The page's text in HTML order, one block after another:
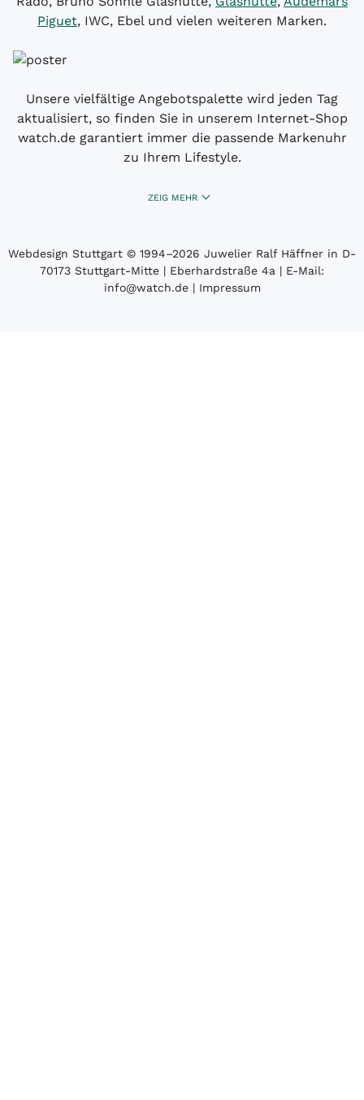
Piguet, IWC, Ebel und vielen weiteren Marken.
Unsere vielfältige Angebotspalette wird jeden Tag
aktualisiert, so finden Sie in unserem Internet-Shop
watch.de garantiert immer die passende Markenuhr
zu Ihrem Lifestyle.
ZEIG MEHR
Webdesign Stuttgart © 1994­–2026 Juwelier Ralf Häffner in D-
70173 Stuttgart-Mitte | Eberhardstraße 4a | E-Mail:
info@watch.de|Impressum